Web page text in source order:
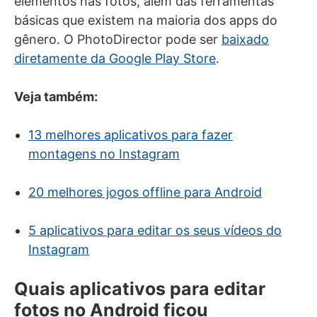
básicas que existem na maioria dos apps do
gênero. O PhotoDirector pode ser baixado
diretamente da Google Play Store.
Veja também:
13 melhores aplicativos para fazer
montagens no Instagram
20 melhores jogos offline para Android
5 aplicativos para editar os seus vídeos do
Instagram
Quais aplicativos para editar
fotos no Android ficou